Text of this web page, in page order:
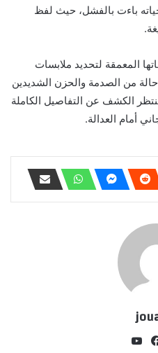
باءت بالفشل، حيث لفظ
المعمقة لتحديد ملابسات
من الصدمة والحزن الشديدين
الكشف عن التفاصيل الكاملة
أمام العدالة.
في